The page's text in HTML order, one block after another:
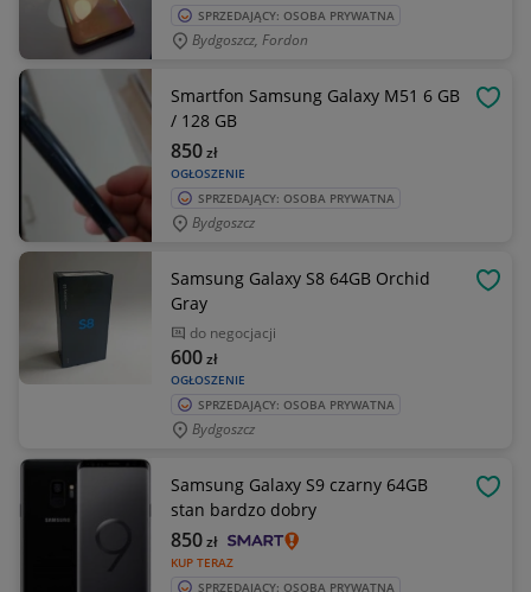
SPRZEDAJĄCY: OSOBA PRYWATNA
Bydgoszcz, Fordon
Smartfon Samsung Galaxy M51 6 GB
/ 128 GB
OGŁOSZENIE
850zł
SPRZEDAJĄCY: OSOBA PRYWATNA
Bydgoszcz
Samsung Galaxy S8 64GB Orchid
Gray
do negocjacji
OGŁOSZENIE
600zł
SPRZEDAJĄCY: OSOBA PRYWATNA
Bydgoszcz
Samsung Galaxy S9 czarny 64GB
stan bardzo dobry
KUP TERAZ
850zł
SPRZEDAJĄCY: OSOBA PRYWATNA